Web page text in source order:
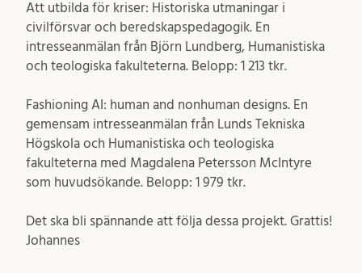
Att utbilda för kriser: Historiska utmaningar i
civilförsvar och beredskapspedagogik. En
intresseanmälan från Björn Lundberg, Humanistiska
och teologiska fakulteterna. Belopp: 1 213 tkr.
Fashioning AI: human and nonhuman designs. En
gemensam intresseanmälan från Lunds Tekniska
Högskola och Humanistiska och teologiska
fakulteterna med Magdalena Petersson McIntyre
som huvudsökande. Belopp: 1 979 tkr.
Det ska bli spännande att följa dessa projekt. Grattis!
Johannes